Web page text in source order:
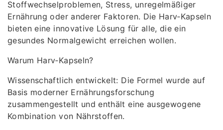
Stoffwechselproblemen, Stress, unregelmäßiger
Ernährung oder anderer Faktoren. Die Harv‑Kapseln
bieten eine innovative Lösung für alle, die ein
gesundes Normalgewicht erreichen wollen.
Warum Harv‑Kapseln?
Wissenschaftlich entwickelt: Die Formel wurde auf
Basis moderner Ernährungsforschung
zusammengestellt und enthält eine ausgewogene
Kombination von Nährstoffen.